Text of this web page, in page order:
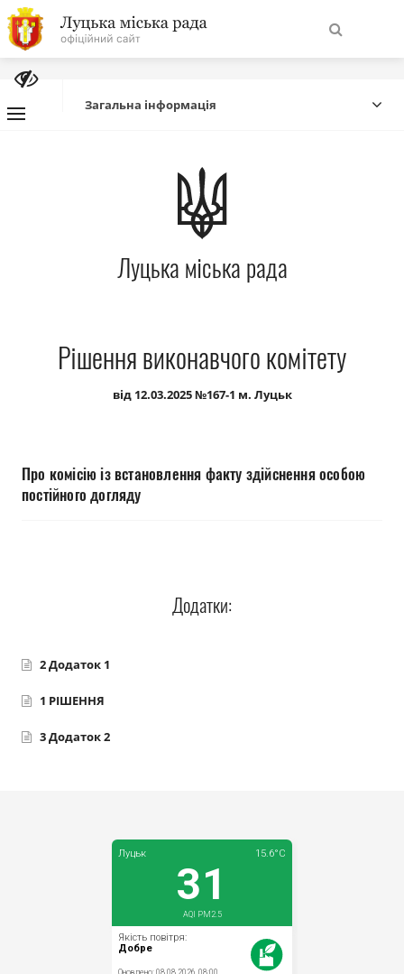
На
головну
Про місто
Міська влада
Міська рада
Публічна інформація
Документи
Загальна інформація
Луцька міська рада
Рішення виконавчого комітету
від 12.03.2025 №167-1 м. Луцьк
Про комісію із встановлення факту здійснення особою
постійного догляду
Додатки:
2 Додаток 1
1 РІШЕННЯ
3 Додаток 2